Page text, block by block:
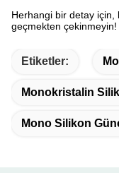
Herhangi bir detay
geçmekten çekinmeyin!
Etiketler:
Monokristalin
Mono Silikon